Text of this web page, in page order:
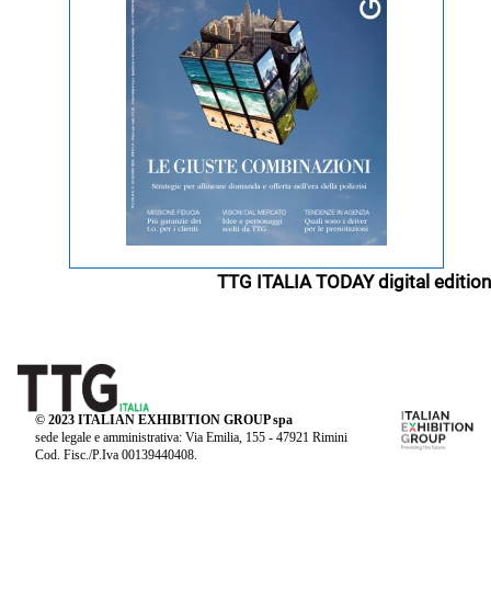
TTG ITALIA TODAY digital edition
© 2023 ITALIAN EXHIBITION GROUP spa
sede legale e amministrativa: Via Emilia, 155 - 47921 Rimini
Cod. Fisc./P.Iva 00139440408.